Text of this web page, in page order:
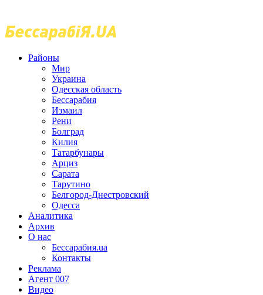
Районы
Мир
Украина
Одесская область
Бессарабия
Измаил
Рени
Болград
Килия
Татарбунары
Арциз
Сарата
Тарутино
Белгород-Днестровский
Одесса
Аналитика
Архив
О нас
Бессарабия.ua
Контакты
Реклама
Агент 007
Видео